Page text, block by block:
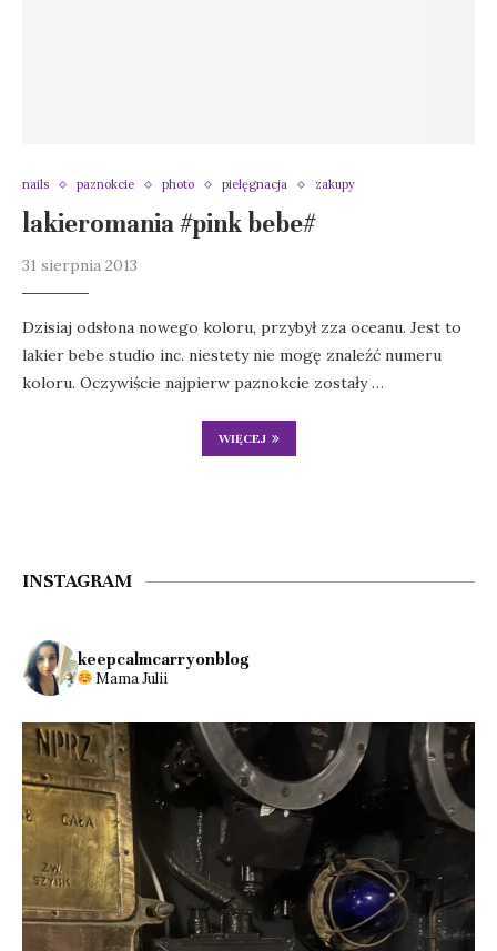
nails paznokcie photo pielęgnacja zakupy
lakieromania #pink bebe#
31 sierpnia 2013
Dzisiaj odsłona nowego koloru, przybył zza oceanu. Jest to
lakier bebe studio inc. niestety nie mogę znaleźć numeru
koloru. Oczywiście najpierw paznokcie zostały …
WIĘCEJ
INSTAGRAM
keepcalmcarryonblog
Mama Julii